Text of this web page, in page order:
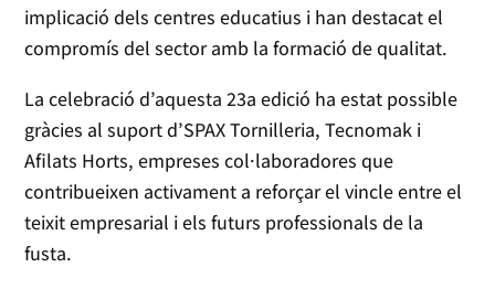
implicació dels centres educatius i han destacat el
compromís del sector amb la formació de qualitat.
La celebració d’aquesta 23a edició ha estat possible
gràcies al suport d’SPAX Tornilleria, Tecnomak i
Afilats Horts, empreses col·laboradores que
contribueixen activament a reforçar el vincle entre el
teixit empresarial i els futurs professionals de la
fusta.